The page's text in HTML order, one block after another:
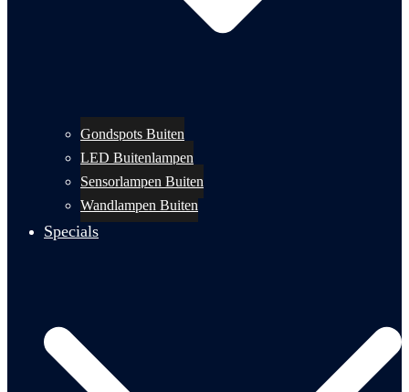
Gondspots Buiten
LED Buitenlampen
Sensorlampen Buiten
Wandlampen Buiten
Specials